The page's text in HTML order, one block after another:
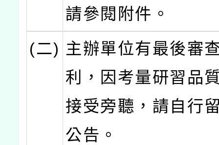
請參閱附件。
(二) 主辦單位有最後審
利，因考量研習品
接受旁聽，請自行
公告。